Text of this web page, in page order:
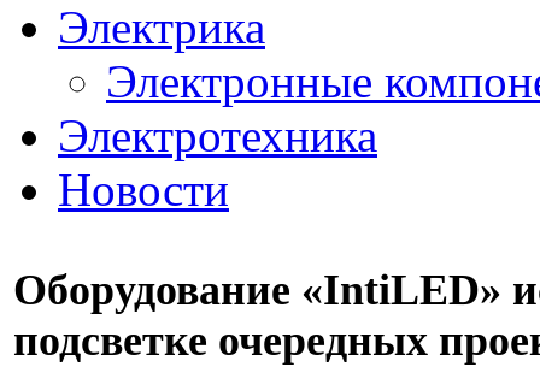
Электрика
Электронные
Электротехника
Новости
Оборудование «IntiLED»
подсветке очередных